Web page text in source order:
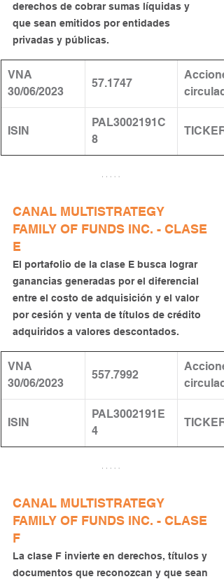
derechos de cobrar sumas líquidas y
que sean emitidos por entidades
privadas y públicas.
VNA
30/06/2023
57.1747
ISIN
PAL3002191C
8
TICKER
CANAL MULTISTRATEGY
FAMILY OF FUNDS INC. - CLASE
E
El portafolio de la clase E busca lograr
ganancias generadas por el diferencial
entre el costo de adquisición y el valor
por cesión y venta de títulos de crédito
adquiridos a valores descontados.
VNA
30/06/2023
557.7992
ISIN
PAL3002191E
4
TICKER
CANAL MULTISTRATEGY
FAMILY OF FUNDS INC. - CLASE
F
La clase F invierte en derechos, títulos y
documentos que reconozcan y que sean